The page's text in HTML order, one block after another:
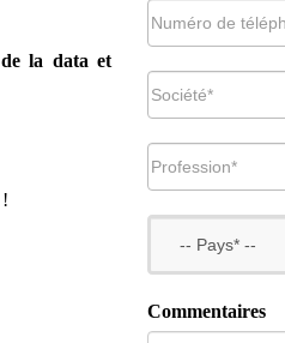
la data et
Commentaires